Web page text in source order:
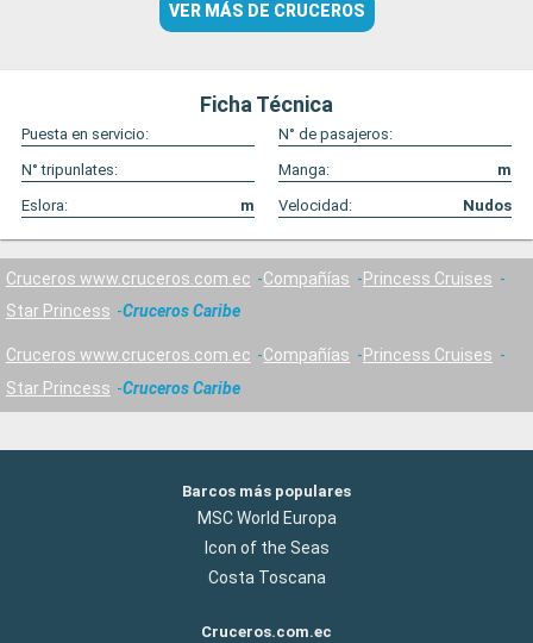
VER MÁS DE CRUCEROS
Ficha Técnica
Puesta en servicio:
N° de pasajeros:
N° tripunlates:
Manga:
m
Eslora:
m Velocidad: Nudos
Cruceros www.cruceros.com.ec Compañías
Princess Cruises
Star Princess
Cruceros Caribe
Cruceros www.cruceros.com.ec Compañías
Princess Cruises
Star Princess
Cruceros Caribe
Barcos más populares
MSC World Europa
Icon of the Seas
Costa Toscana
Cruceros.com.ec